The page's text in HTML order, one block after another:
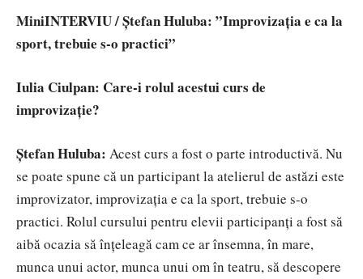
MiniINTERVIU / Ștefan Huluba: ”Improvizația e ca la
sport, trebuie s-o practici”
Iulia Ciulpan: Care-i rolul acestui curs de
improvizație?
Ștefan Huluba: Acest curs a fost o parte introductivă. Nu
se poate spune că un participant la atelierul de astăzi este
improvizator, improvizația e ca la sport, trebuie s-o
practici. Rolul cursului pentru elevii participanți a fost să
aibă ocazia să înțeleagă cam ce ar însemna, în mare,
munca unui actor, munca unui om în teatru, să descopere